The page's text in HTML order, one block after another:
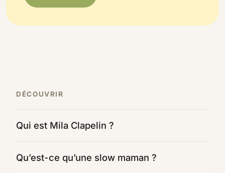
DÉCOUVRIR
Qui est Mila Clapelin ?
Qu’est-ce qu’une slow maman ?